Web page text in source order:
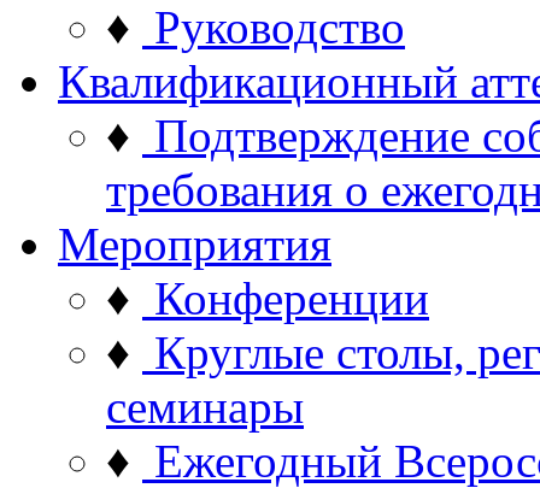
♦ Руководство
Квалификационный
♦ Подтверждение
требования о
Мероприятия
♦ Конференции
♦ Круглые столы,
семинары
♦ Ежегодный